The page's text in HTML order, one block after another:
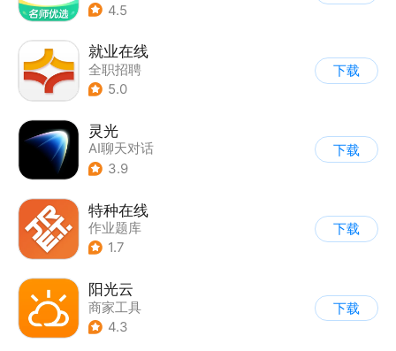
4.5
就业在线
全职招聘
5.0
下载
灵光
AI聊天对话
3.9
下载
特种在线
作业题库
1.7
下载
阳光云
商家工具
4.3
下载